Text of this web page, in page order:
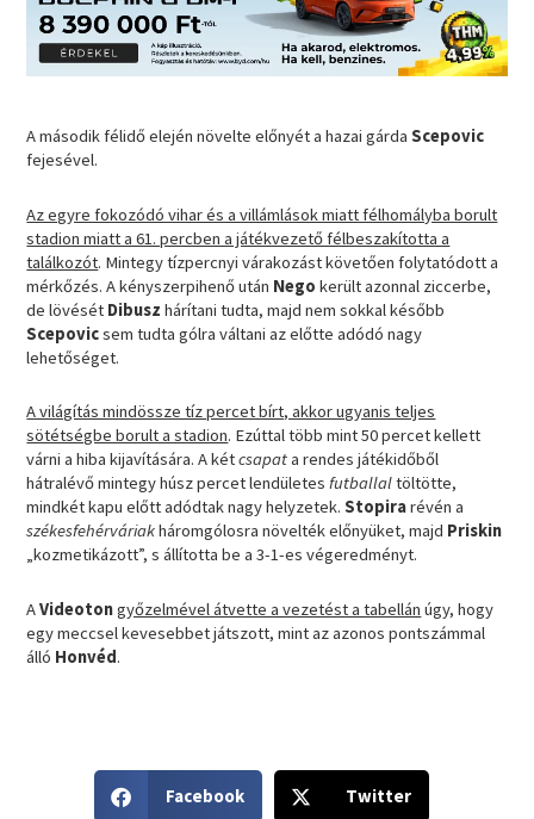
A második félidő elején növelte előnyét a hazai gárdaScepovic
fejesével.
Az egyre fokozódó vihar és a villámlások miatt félhomályba borult
stadion miatt a 61. percben a játékvezető félbeszakította a
találkozót. Mintegy tízpercnyi várakozást követően folytatódott a
mérkőzés. A kényszerpihenő után Nego került azonnal ziccerbe,
de lövését Dibusz hárítani tudta, majd nem sokkal később
Scepovicsem tudta gólra váltani az előtte adódó nagy
lehetőséget.
A világítás mindössze tíz percet bírt, akkor ugyanis teljes
sötétségbe borult a stadion. Ezúttal több mint 50 percet kellett
várni a hiba kijavítására. A kétcsapata rendes játékidőből
hátralévő mintegy húsz percet lendületesfutballaltöltötte,
mindkét kapu előtt adódtak nagy helyzetek.Stopirarévén a
székesfehérváriakháromgólosra növelték előnyüket, majd Priskin
„kozmetikázott”, s állította be a 3-1-es végeredményt.
AVideotongyőzelmével átvette a vezetést a tabellán úgy, hogy
egy meccsel kevesebbet játszott, mint az azonos pontszámmal
álló Honvéd.
h
Facebook
h
Twitter